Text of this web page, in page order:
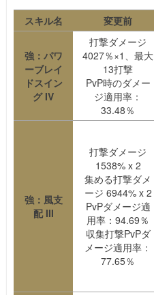
スキル名 変更前
強：パワ
ーブレイ
ドスイン
グ IV
打撃ダメージ
4027％×1、最大
13打撃
PvP時のダメー
ジ適用率：
33.48％
強：風支
配 III
打撃ダメージ
1538% x 2
集める打撃ダメ
ージ 6944% x 2
PvPダメージ適
用率：94.69％
収集打撃PvPダ
メージ適用率：
77.65％